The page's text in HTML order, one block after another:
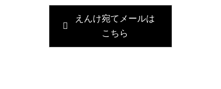
えんけ宛てメールは
こちら